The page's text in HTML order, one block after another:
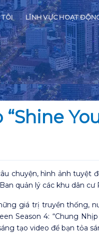
TÔI LĨNH VỰC HOẠT
chuyện, hình ảnh
quản lý các khu dân cư
giá trị truyền thống,
Season 4: “Chung
tạo video để bạn tỏa